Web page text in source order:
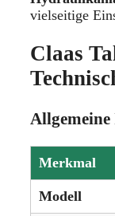
vielseitige
Claas
Merkmal
Modell